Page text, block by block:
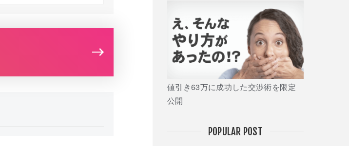
値引き63万に成功した交渉術を限定
公開
POPULAR POST